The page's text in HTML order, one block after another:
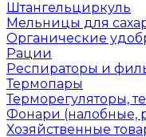
Штангельциркуль
Мельницы для
Органические
Рации
Респираторы и
Термопары
Терморегуляторы,
Фонари (налобные,
Хозяйственные